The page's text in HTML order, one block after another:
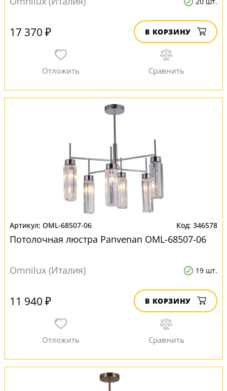
17 370 ₽ В КОРЗИНУ
OML-68507-06 346578
Потолочная люстра Panvenan OML-68507-06
Omnilux (Италия) 19 шт.
11 940 ₽ В КОРЗИНУ